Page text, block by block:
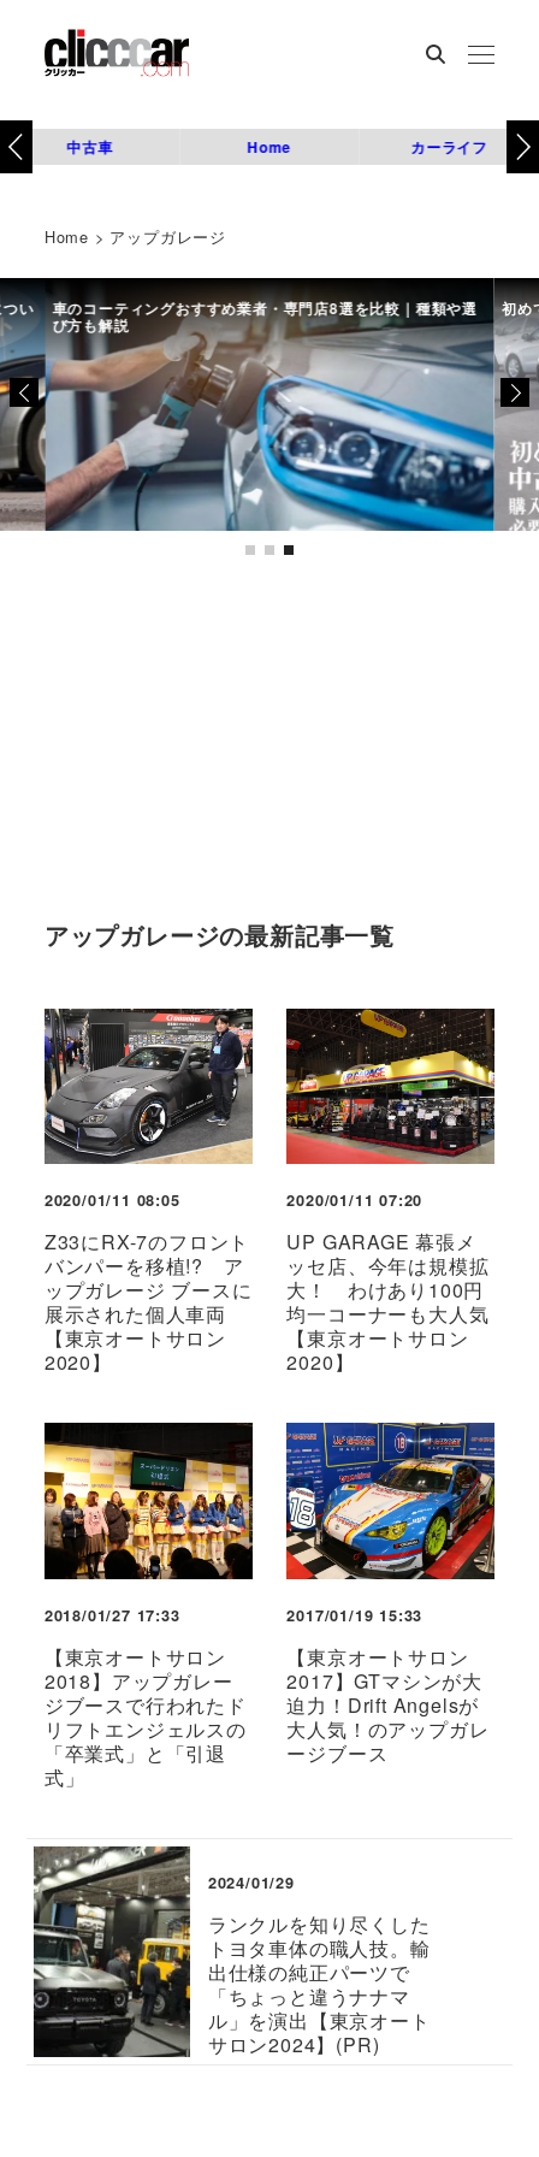
中古車 Home カーライフ
Home > アップガレージ
い 車のコーティングおすすめ業者・専門店8選を比較｜種類や選
び方も解説
初め
アップガレージの最新記事一覧
2020/01/11 08:05
Z33にRX-7のフロント
バンパーを移植!? ア
ップガレージ ブースに
展示された個人車両
【東京オートサロン
2020】
2020/01/11 07:20
UP GARAGE 幕張メ
ッセ店、今年は規模拡
大！ わけあり100円
均一コーナーも大人気
【東京オートサロン
2020】
2018/01/27 17:33
【東京オートサロン
2018】アップガレー
ジブースで行われたド
リフトエンジェルスの
「卒業式」と「引退
式」
2017/01/19 15:33
【東京オートサロン
2017】GTマシンが大
迫力！Drift Angelsが
大人気！のアップガレ
ージブース
2024/01/29
ランクルを知り尽くした
トヨタ車体の職人技。輸
出仕様の純正パーツで
「ちょっと違うナナマ
ル」を演出【東京オート
サロン2024】(PR)